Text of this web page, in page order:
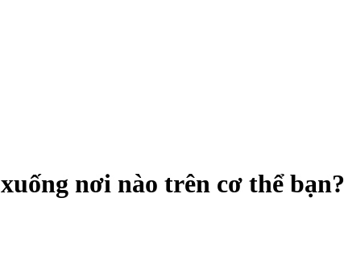
nơi nào trên c‌ơ th‌ể bạn?